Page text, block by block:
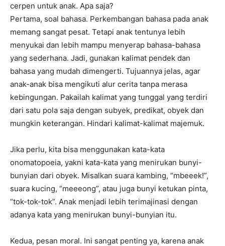
cerpen untuk anak. Apa saja?
Pertama, soal bahasa. Perkembangan bahasa pada anak
memang sangat pesat. Tetapi anak tentunya lebih
menyukai dan lebih mampu menyerap bahasa-bahasa
yang sederhana. Jadi, gunakan kalimat pendek dan
bahasa yang mudah dimengerti. Tujuannya jelas, agar
anak-anak bisa mengikuti alur cerita tanpa merasa
kebingungan. Pakailah kalimat yang tunggal yang terdiri
dari satu pola saja dengan subyek, predikat, obyek dan
mungkin keterangan. Hindari kalimat-kalimat majemuk.
Jika perlu, kita bisa menggunakan kata-kata
onomatopoeia, yakni kata-kata yang menirukan bunyi-
bunyian dari obyek. Misalkan suara kambing, “mbeeek!”,
suara kucing, “meeeong”, atau juga bunyi ketukan pinta,
“tok-tok-tok”. Anak menjadi lebih terimajinasi dengan
adanya kata yang menirukan bunyi-bunyian itu.
Kedua, pesan moral. Ini sangat penting ya, karena anak